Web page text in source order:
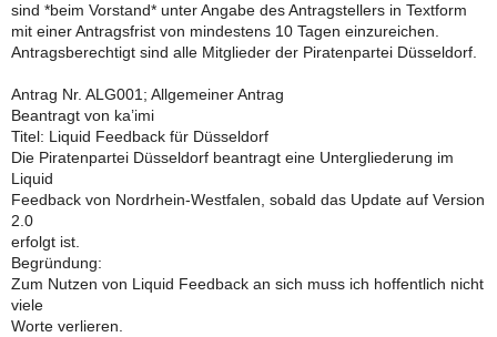
sind *beim Vorstand* unter Angabe des Antragstellers in Textform
mit einer Antragsfrist von mindestens 10 Tagen einzureichen.
Antragsberechtigt sind alle Mitglieder der Piratenpartei Düsseldorf.
Antrag Nr. ALG001; Allgemeiner Antrag
Beantragt von ka’imi
Titel: Liquid Feedback für Düsseldorf
Die Piratenpartei Düsseldorf beantragt eine Untergliederung im
Liquid
Feedback von Nordrhein-Westfalen, sobald das Update auf Version
2.0
erfolgt ist.
Begründung:
Zum Nutzen von Liquid Feedback an sich muss ich hoffentlich nicht
viele
Worte verlieren.